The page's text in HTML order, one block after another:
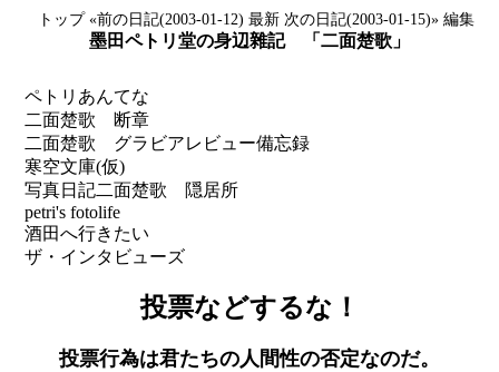
トップ «前の日記(2003-01-12) 最新 次の日記(2003-01-15)» 編集
墨田ペトリ堂の身辺雜記 「二面楚歌」
ペトリあんてな
二面楚歌 断章
二面楚歌 グラビアレビュー備忘録
寒空文庫(仮)
写真日記二面楚歌 隠居所
petri's fotolife
酒田へ行きたい
ザ・インタビューズ
投票などするな！
投票行為は君たちの人間性の否定なのだ。